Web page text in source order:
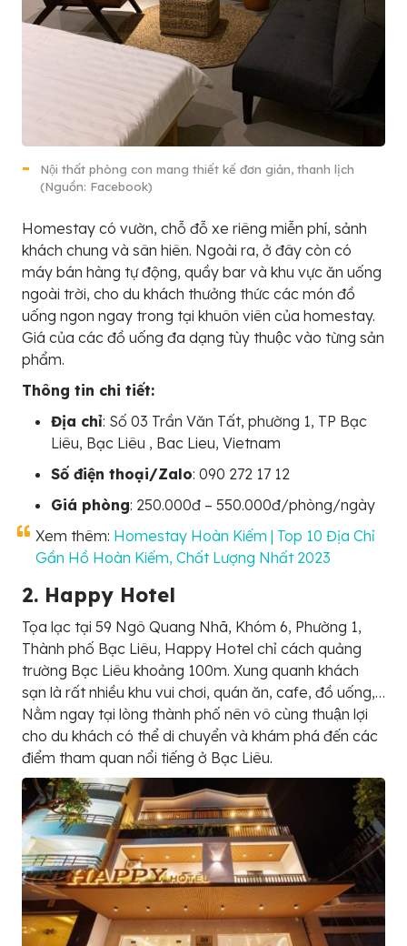
Nội thất phòng con mang thiết kế đơn giản, thanh lịch
(Nguồn: Facebook)
Homestay có vườn, chỗ đỗ xe riêng miễn phí, sảnh
khách chung và sân hiên. Ngoài ra, ở đây còn có
máy bán hàng tự động, quầy bar và khu vực ăn uống
ngoài trời, cho du khách thưởng thức các món đồ
uống ngon ngay trong tại khuôn viên của homestay.
Giá của các đồ uống đa dạng tùy thuộc vào từng sản
phẩm.
Thông tin chi tiết:
Địa chỉ: Số 03 Trần Văn Tất, phường 1, TP Bạc
Liêu, Bạc Liêu , Bac Lieu, Vietnam
Số điện thoại/Zalo: 090 272 17 12
Giá phòng: 250.000đ – 550.000đ/phòng/ngày
Xem thêm: Homestay Hoàn Kiếm | Top 10 Địa Chỉ
Gần Hồ Hoàn Kiếm, Chất Lượng Nhất 2023
2. Happy Hotel
Tọa lạc tại 59 Ngô Quang Nhã, Khóm 6, Phường 1,
Thành phố Bạc Liêu, Happy Hotel chỉ cách quảng
trường Bạc Liêu khoảng 100m. Xung quanh khách
sạn là rất nhiều khu vui chơi, quán ăn, cafe, đồ uống,…
Nằm ngay tại lòng thành phố nên vô cùng thuận lợi
cho du khách có thể di chuyển và khám phá đến các
điểm tham quan nổi tiếng ở Bạc Liêu.